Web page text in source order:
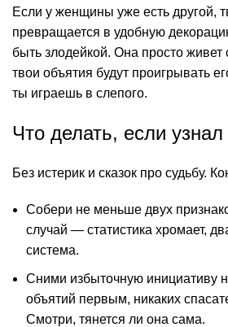
Если у женщины уже есть другой,
превращается в удобную
быть злодейкой. Она просто
твои объятия будут проигрывать
ты играешь в слепого.
Что делать, если узнал
Без истерик и сказок про судьбу.
Собери не меньше двух
случай — статистика хромает,
система.
Сними избыточную инициативу
объятий первым, никаких
Смотри, тянется ли она сама.